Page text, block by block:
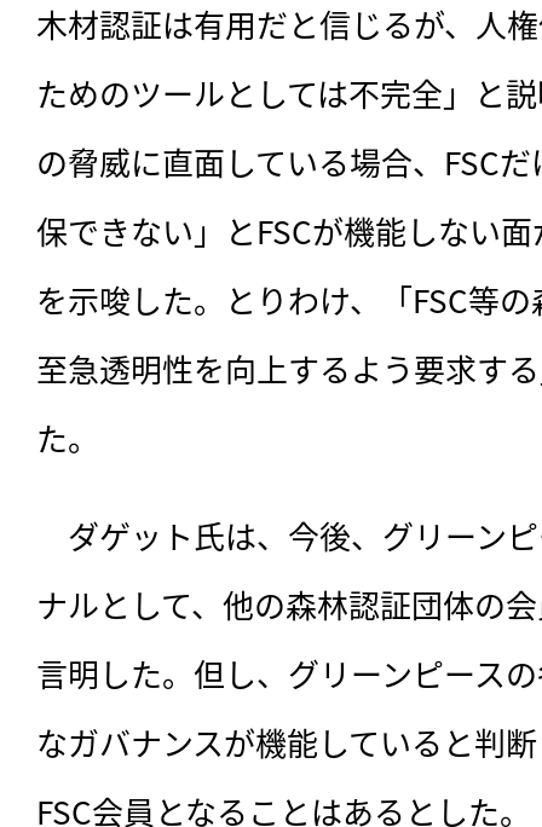
木材認証は有用だと信じるが、人
ためのツールとしては不完全」と
の脅威に直面している場合、FSC
保できない」とFSCが機能しない
を示唆した。とりわけ、「FSC等
至急透明性を向上するよう要求す
た。
ダゲット氏は、今後、グリーン
ナルとして、他の森林認証団体の
言明した。但し、グリーンピース
なガバナンスが機能していると判
FSC会員となることはあるとした。